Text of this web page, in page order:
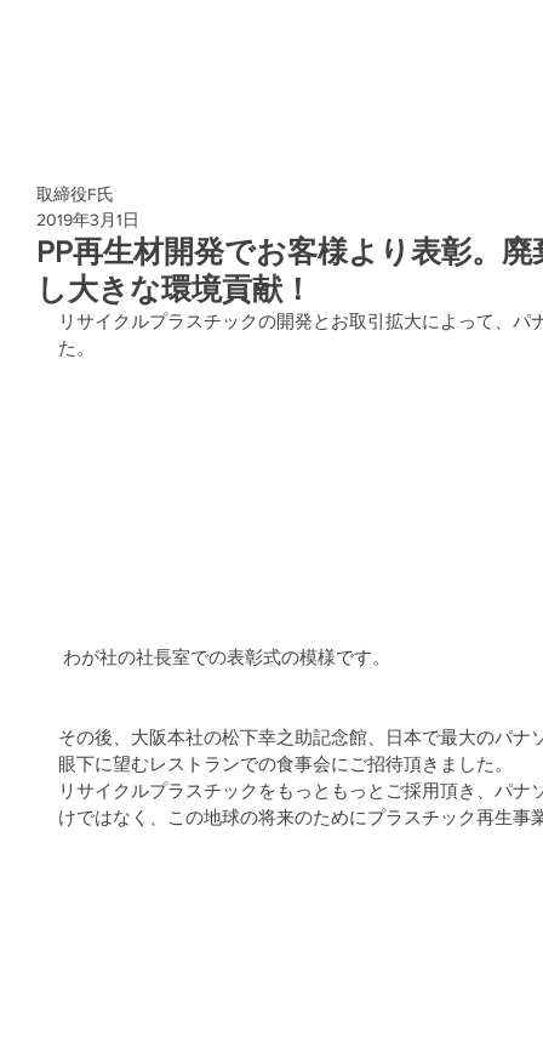
PP再生材開発でお客様より表彰。
し大きな環境貢献！
取締役F氏
2019年3月1日
リサイクルプラスチックの開発とお取引拡大によって、パ
た。
わが社の社長室での表彰式の模様です。
その後、大阪本社の松下幸之助記念館、日本で最大のパナ
眼下に望むレストランでの食事会にご招待頂きました。
リサイクルプラスチックをもっともっとご採用頂き、パナ
けではなく、この地球の将来のためにプラスチック再生事